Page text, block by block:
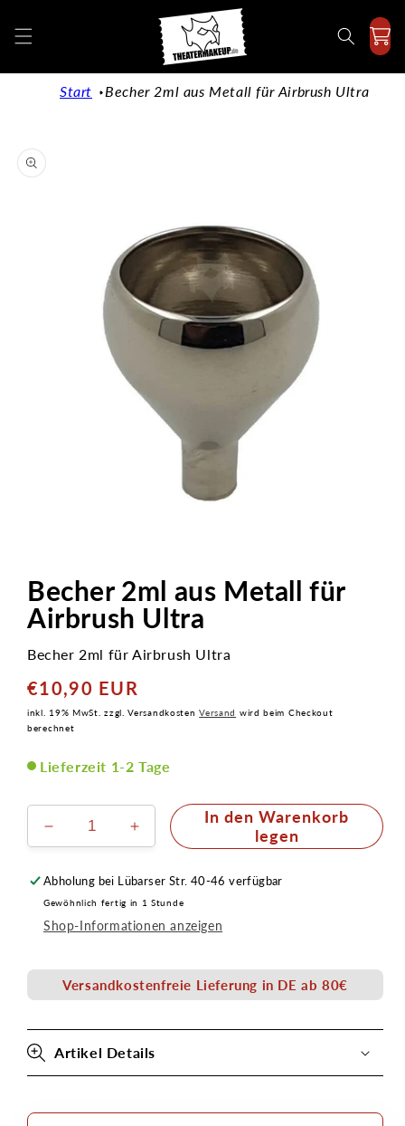
Inhalt
Start Becher 2ml aus Metall für Airbrush Ultra
Modal
öffnenBecher 2ml aus Metall für
Airbrush Ultra
Becher 2ml für Airbrush Ultra
Normaler
Preis
€10,90 EUR
inkl. 19% MwSt. zzgl. VersandkostenVersand wird beim Checkout
berechnet
Lieferzeit 1-2 Tage
Verringere
die
Menge
für
Becher
2ml
Metall
für
Airbrush
Erhöhe
die
Menge
für
Becher
2ml
Metall
für
Airbrush
In den Warenkorb
legen
Abholung bei Lübarser Str. 40-46 verfügbar
Gewöhnlich fertig in 1 Stunde
Shop-Informationen anzeigen
Versandkostenfreie Lieferung in DE ab 80€
Artikel Details